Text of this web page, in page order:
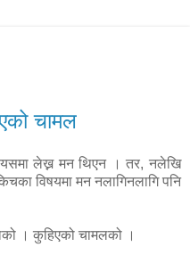
चामल
लेख्न मन थिएन । तर, नलेखि
विषयमा मन नलागिनलागि पनि
। कुहिएको चामलको ।